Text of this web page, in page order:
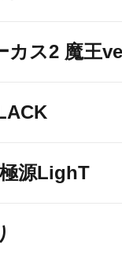
カス2 魔王
源LighT